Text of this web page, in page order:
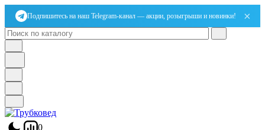
Подпишитесь на наш Telegram-канал — акции, розыгрыши и новинки! ×
0